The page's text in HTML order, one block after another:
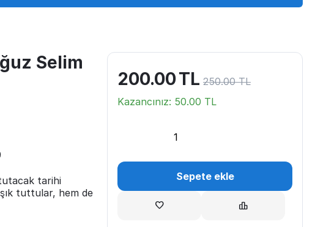
Selim
tarihi
tuttular, hem de
200.00TL 250.00 TL
Kazancınız: 50.00 TL
Sepete ekle